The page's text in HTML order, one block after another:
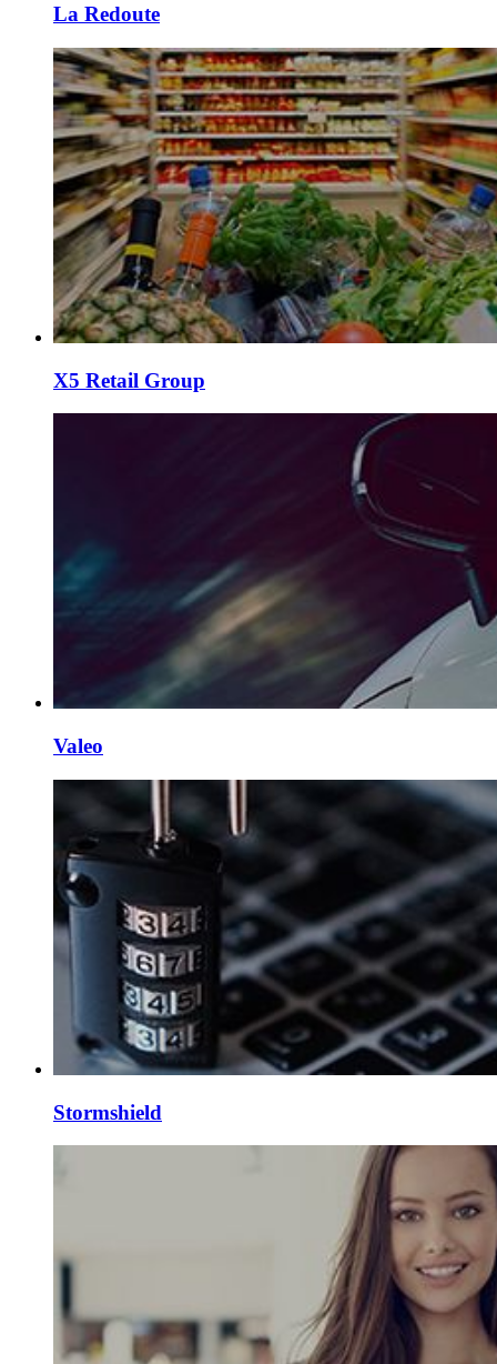
La Redoute
X5 Retail Group
Valeo
Stormshield